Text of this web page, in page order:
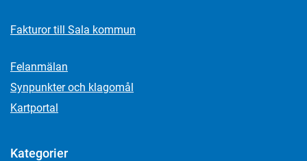
Fakturor till Sala kommun
Felanmälan
Synpunkter och klagomål
Kartportal
Kategorier